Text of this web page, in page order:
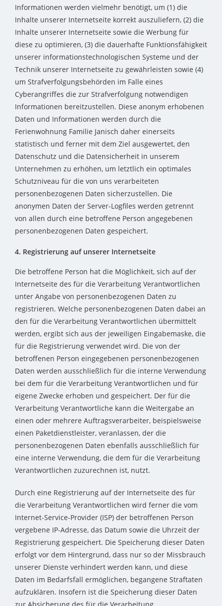
Informationen werden vielmehr benötigt, um (1) die
Inhalte unserer Internetseite korrekt auszuliefern, (2) die
Inhalte unserer Internetseite sowie die Werbung für
diese zu optimieren, (3) die dauerhafte Funktionsfähigkeit
unserer informationstechnologischen Systeme und der
Technik unserer Internetseite zu gewährleisten sowie (4)
um Strafverfolgungsbehörden im Falle eines
Cyberangriffes die zur Strafverfolgung notwendigen
Informationen bereitzustellen. Diese anonym erhobenen
Daten und Informationen werden durch die
Ferienwohnung Familie Janisch daher einerseits
statistisch und ferner mit dem Ziel ausgewertet, den
Datenschutz und die Datensicherheit in unserem
Unternehmen zu erhöhen, um letztlich ein optimales
Schutzniveau für die von uns verarbeiteten
personenbezogenen Daten sicherzustellen. Die
anonymen Daten der Server-Logfiles werden getrennt
von allen durch eine betroffene Person angegebenen
personenbezogenen Daten gespeichert.
4. Registrierung auf unserer Internetseite
Die betroffene Person hat die Möglichkeit, sich auf der
Internetseite des für die Verarbeitung Verantwortlichen
unter Angabe von personenbezogenen Daten zu
registrieren. Welche personenbezogenen Daten dabei an
den für die Verarbeitung Verantwortlichen übermittelt
werden, ergibt sich aus der jeweiligen Eingabemaske, die
für die Registrierung verwendet wird. Die von der
betroffenen Person eingegebenen personenbezogenen
Daten werden ausschließlich für die interne Verwendung
bei dem für die Verarbeitung Verantwortlichen und für
eigene Zwecke erhoben und gespeichert. Der für die
Verarbeitung Verantwortliche kann die Weitergabe an
einen oder mehrere Auftragsverarbeiter, beispielsweise
einen Paketdienstleister, veranlassen, der die
personenbezogenen Daten ebenfalls ausschließlich für
eine interne Verwendung, die dem für die Verarbeitung
Verantwortlichen zuzurechnen ist, nutzt.
Durch eine Registrierung auf der Internetseite des für
die Verarbeitung Verantwortlichen wird ferner die vom
Internet-Service-Provider (ISP) der betroffenen Person
vergebene IP-Adresse, das Datum sowie die Uhrzeit der
Registrierung gespeichert. Die Speicherung dieser Daten
erfolgt vor dem Hintergrund, dass nur so der Missbrauch
unserer Dienste verhindert werden kann, und diese
Daten im Bedarfsfall ermöglichen, begangene Straftaten
aufzuklären. Insofern ist die Speicherung dieser Daten